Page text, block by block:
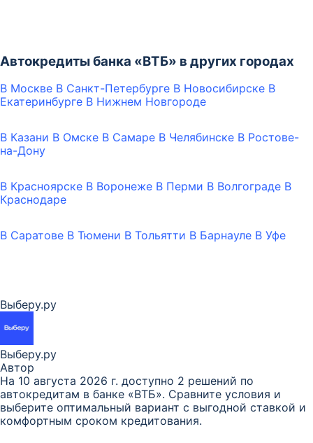
Автокредиты банка «ВТБ» в других городах
В Москве В Санкт-Петербурге В Новосибирске В
Екатеринбурге В Нижнем Новгороде
В Казани В Омске В Самаре В Челябинске В Ростове-
на-Дону
В Красноярске В Воронеже В Перми В Волгограде В
Краснодаре
В Саратове В Тюмени В Тольятти В Барнауле В Уфе
Выберу.ру
Выберу.ру
Автор
На 10 августа 2026 г. доступно 2 решений по
автокредитам в банке «ВТБ». Сравните условия и
выберите оптимальный вариант с выгодной ставкой и
комфортным сроком кредитования.